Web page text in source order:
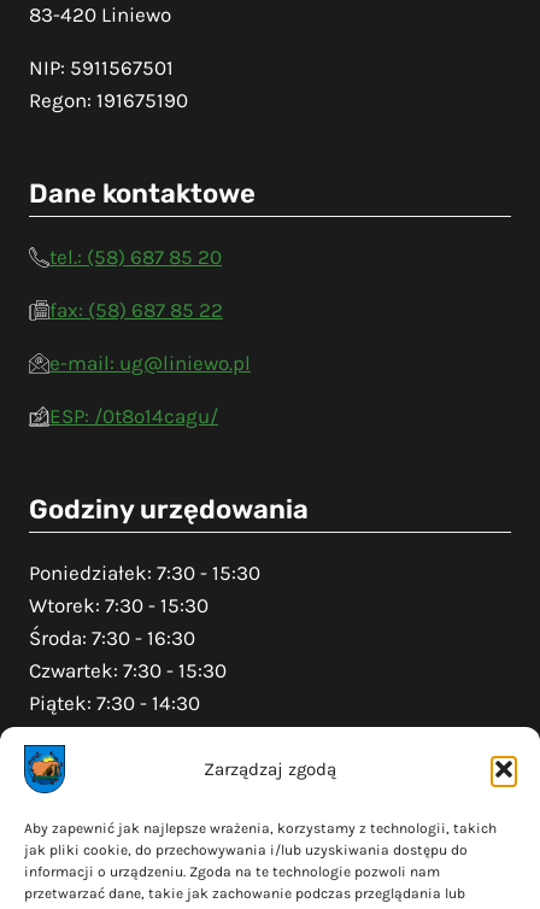
Zarządzaj zgodą
Aby zapewnić jak najlepsze wrażenia, korzystamy z technologii, takich
jak pliki cookie, do przechowywania i/lub uzyskiwania dostępu do
informacji o urządzeniu. Zgoda na te technologie pozwoli nam
przetwarzać dane, takie jak zachowanie podczas przeglądania lub
83-420 Liniewo
NIP: 5911567501
Regon: 191675190
Dane kontaktowe
tel.: (58) 687 85 20
fax: (58) 687 85 22
e-mail: ug@liniewo.pl
ESP: /0t8o14cagu/
Godziny urzędowania
Poniedziałek: 7:30 - 15:30
Wtorek: 7:30 - 15:30
Środa: 7:30 - 16:30
Czwartek: 7:30 - 15:30
Piątek: 7:30 - 14:30
Na skróty
Polityka prywatności
Polityka plików cookies (EU)